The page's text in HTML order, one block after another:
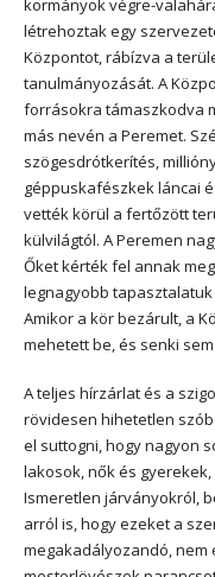
kormányok végre-
létrehoztak egy
Központot, rábízva a
tanulmányozását. A
forrásokra támaszkodva
más nevén a Peremet.
szögesdrótkerítés,
géppuskafészkek láncai
vették körül a fertőzött
külvilágtól. A Peremen
Őket kérték fel annak
legnagyobb
Amikor a kör bezárult, a
mehetett be, és senki
A teljes hírzárlat és a
rövidesen hihetetlen
el suttogni, hogy nagyon
lakosok, nők és
Ismeretlen járványokról,
arról is, hogy ezeket a
megakadályozandó, nem